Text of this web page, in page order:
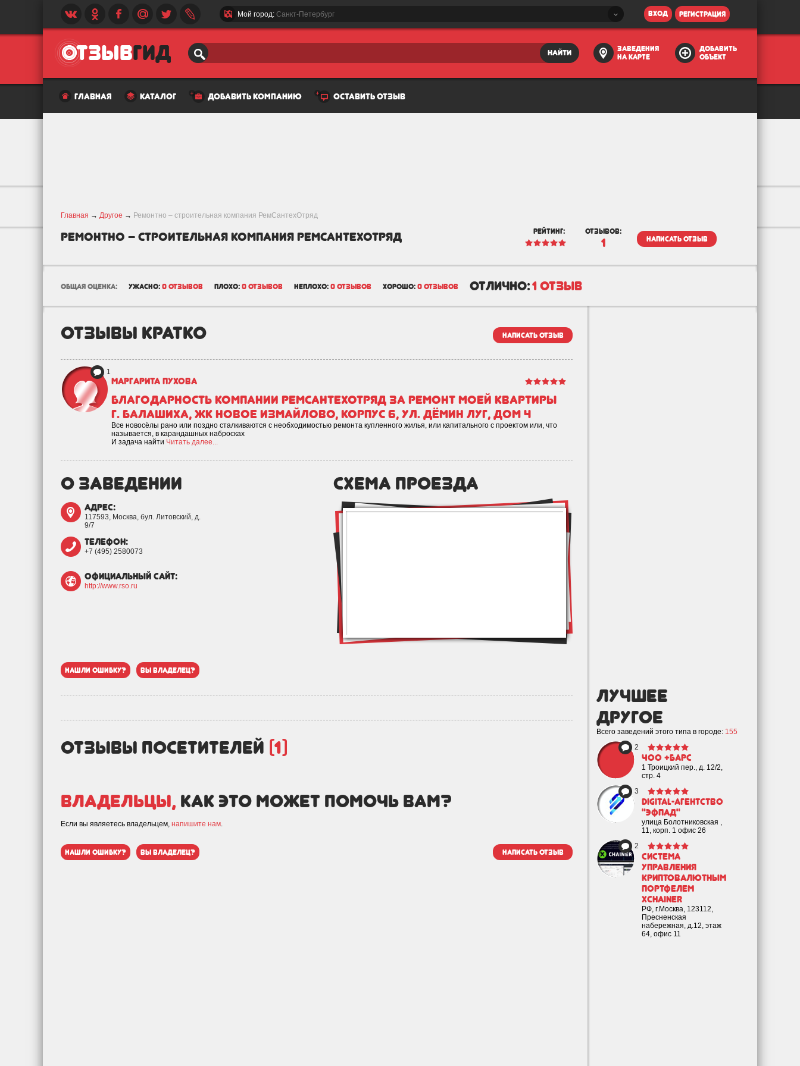
Мой город: Санкт-Петербург вход регистрация
найти
заведения
на карте
добавить
объект
главная каталог добавить компанию оставить отзыв
Главная → Другое → Ремонтно – строительная компания РемСантехОтряд
Ремонтно – строительная компания РемСантехОтряд рейтинг: отзывов:
1 написать отзыв
общая оценка: ужасно: 0 отзывов плохо: 0 отзывов неплохо: 0 отзывов хорошо: 0 отзывов отлично:1 отзыв
лучшее
Другое
Всего заведений этого типа в городе: 155
2
ЧОО +Барс
1 Троицкий пер., д. 12/2,
стр. 4
3
Digital-агентство
"Эфпад"
улица Болотниковская ,
11, корп. 1 офис 26
2
Cистема
управления
криптовалютным
портфелем
XChainer
РФ, г.Москва, 123112,
Пресненская
набережная, д.12, этаж
64, офис 11
отзывы кратко написать отзыв
1
Маргарита Пухова
Благодарность компании Ремсантехотряд за ремонт моей квартиры
г. Балашиха, ЖК Новое Измайлово, корпус 6, ул. Дёмин луг, дом 4
Все новосёлы рано или поздно сталкиваются с необходимостью ремонта купленного жилья, или капитального с проектом или, что
называется, в карандашных набросках
И задача найти Читать далее...
о заведении
адрес:
117593, Москва, бул. Литовский, д.
9/7
телефон:
+7 (495) 2580073
официальный сайт:
http://www.rso.ru
схема проезда
нашли ошибку? вы владелец?
отзывы посетителей (1)
Владельцы, как это может помочь вам?
Если вы являетесь владельцем, напишите нам.
нашли ошибку? вы владелец? написать отзыв